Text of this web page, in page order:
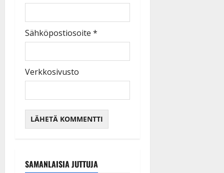
Sähköpostiosoite *
Verkkosivusto
SAMANLAISIA JUTTUJA